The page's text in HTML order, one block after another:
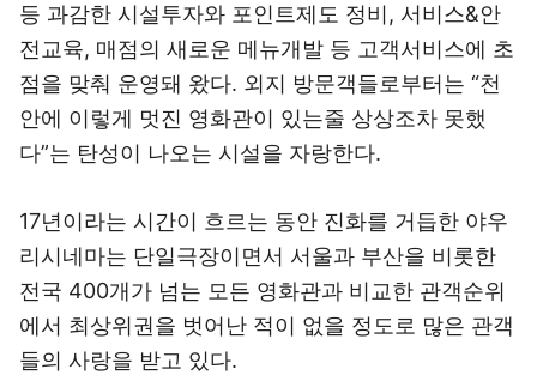
등 과감한 시설투자와 포인트제도 정비, 서비스&안
전교육, 매점의 새로운 메뉴개발 등 고객서비스에 초
점을 맞춰 운영돼 왔다. 외지 방문객들로부터는 “천
안에 이렇게 멋진 영화관이 있는줄 상상조차 못했
다”는 탄성이 나오는 시설을 자랑한다.
17년이라는 시간이 흐르는 동안 진화를 거듭한 야우
리시네마는 단일극장이면서 서울과 부산을 비롯한
전국 400개가 넘는 모든 영화관과 비교한 관객순위
에서 최상위권을 벗어난 적이 없을 정도로 많은 관객
들의 사랑을 받고 있다.